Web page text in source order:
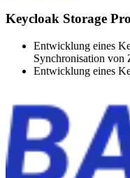
Keycloak Storage
Entwicklung eines
Synchronisation von
Entwicklung eines